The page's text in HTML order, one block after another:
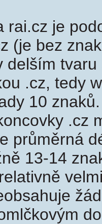
rai.cz je
(je bez
delším
.cz, tedy
10
.cz
průměrná
13-14